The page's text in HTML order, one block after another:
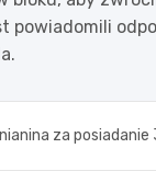
powiadomili
za